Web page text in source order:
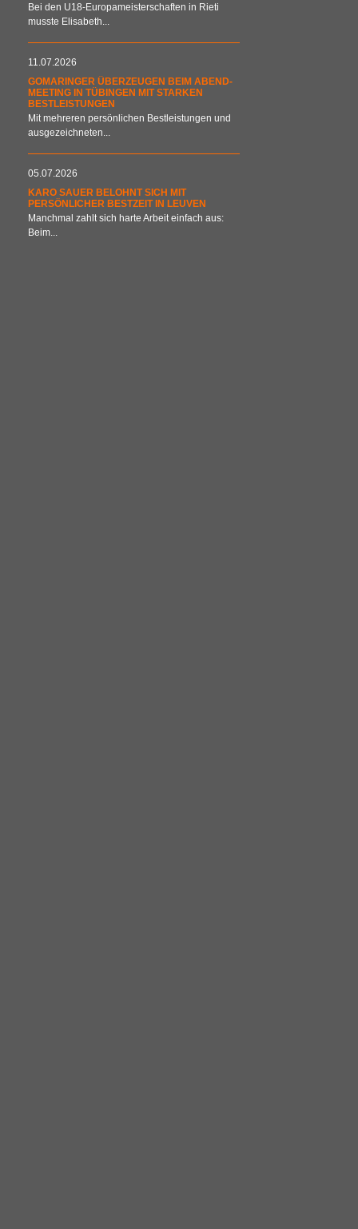
Bei den U18-Europameisterschaften in Rieti
musste Elisabeth...
11.07.2026
GOMARINGER ÜBERZEUGEN BEIM ABEND-
MEETING IN TÜBINGEN MIT STARKEN
BESTLEISTUNGEN
Mit mehreren persönlichen Bestleistungen und
ausgezeichneten...
05.07.2026
KARO SAUER BELOHNT SICH MIT
PERSÖNLICHER BESTZEIT IN LEUVEN
Manchmal zahlt sich harte Arbeit einfach aus:
Beim...